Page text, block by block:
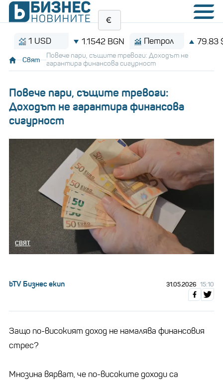
USD 1.1542 BGN Петрол 79.83 $/барел
Свят
Повече пари, същите тревоги: Доходът не
гарантира финансова сигурност
Повече пари, същите тревоги:
Доходът не гарантира финансова
сигурност
СВЯТ
bTV Бизнес екип 31.05.2026 15:10
Защо по-високият доход не намалява финансовия
стрес?
Мнозина вярват, че по-високите доходи са